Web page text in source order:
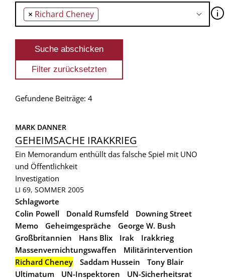
× Richard Cheney 🛈
Gefundene Beiträge: 4
MARK DANNER
GEHEIMSACHE IRAKKRIEG
Ein Memorandum enthüllt das falsche Spiel mit UNO
und Öffentlichkeit
Investigation
LI 69, SOMMER 2005
Schlagworte
Colin Powell
Donald Rumsfeld
Downing Street
Memo
Geheimgespräche
George W. Bush
Großbritannien
Hans Blix Irak
Irakkrieg
Massenvernichtungswaffen
Militärintervention
Richard Cheney
Saddam Hussein
Tony Blair
Ultimatum
UN-Inspektoren
UN-Sicherheitsrat